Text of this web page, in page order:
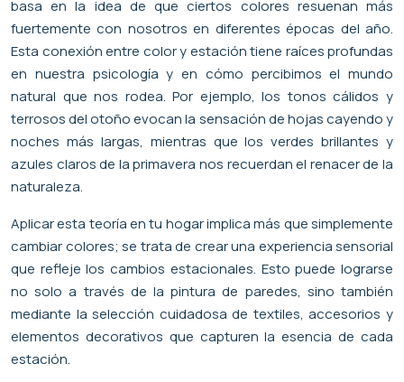
basa en la idea de que ciertos colores resuenan más
fuertemente con nosotros en diferentes épocas del año.
Esta conexión entre color y estación tiene raíces profundas
en nuestra psicología y en cómo percibimos el mundo
natural que nos rodea. Por ejemplo, los tonos cálidos y
terrosos del otoño evocan la sensación de hojas cayendo y
noches más largas, mientras que los verdes brillantes y
azules claros de la primavera nos recuerdan el renacer de la
naturaleza.
Aplicar esta teoría en tu hogar implica más que simplemente
cambiar colores; se trata de crear una experiencia sensorial
que refleje los cambios estacionales. Esto puede lograrse
no solo a través de la pintura de paredes, sino también
mediante la selección cuidadosa de textiles, accesorios y
elementos decorativos que capturen la esencia de cada
estación.